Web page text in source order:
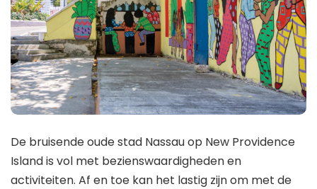
De bruisende oude stad Nassau op New Providence
Island is vol met bezienswaardigheden en
activiteiten. Af en toe kan het lastig zijn om met de